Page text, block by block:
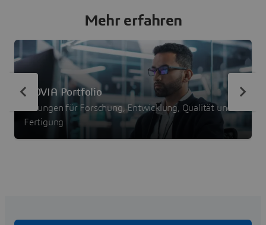
Mehr erfahren
BIOVIA Portfolio
Lösungen für Forschung, Entwicklung, Qualität und
Fertigung